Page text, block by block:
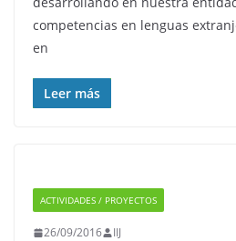
competencias en lenguas
en
Leer más
ACTIVIDADES / PROYECTOS
26/09/2016 IIJ